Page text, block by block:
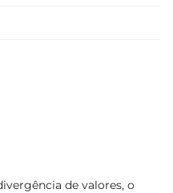
de valores, o